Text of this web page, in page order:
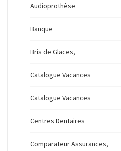
Audioprothèse
Banque
Bris de Glaces,
Catalogue Vacances
Catalogue Vacances
Centres Dentaires
Comparateur Assurances,